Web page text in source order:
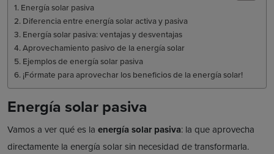
Energía solar pasiva
Diferencia entre energía solar activa y pasiva
Energía solar pasiva: ventajas y desventajas
Aprovechamiento pasivo de la energía solar
Ejemplos de energía solar pasiva
¡Fórmate para aprovechar los beneficios de la energía solar!
Energía solar pasiva
Vamos a ver qué es la energía solar pasiva: la que aprovecha
directamente la energía solar sin necesidad de transformarla.